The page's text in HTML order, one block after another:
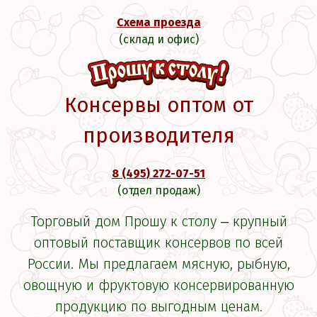
Схема проезда
(склад и офис)
Консервы оптом от
производителя
8 (495) 272-07-51
(отдел продаж)
Торговый дом Прошу к столу ‒ крупный
оптовый поставщик консервов по всей
России. Мы предлагаем мясную, рыбную,
овощную и фруктовую консервированную
продукцию по выгодным ценам.